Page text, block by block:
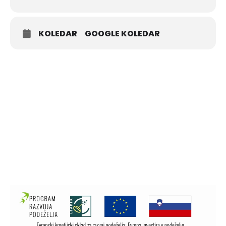
OBVEZNA PRIJAVA NA:
https://forms.gle/hwdiksbCegow1QMj7
KOLEDAR GOOGLE KOLEDAR